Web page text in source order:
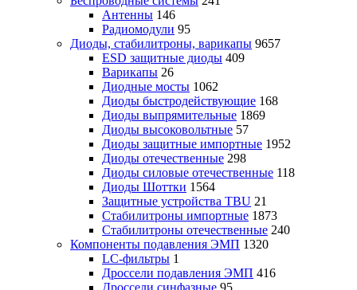
Антенны 146
Радиомодули 95
Диоды, стабилитроны, варикапы 9657
ESD защитные диоды 409
Варикапы 26
Диодные мосты 1062
Диоды быстродействующие 168
Диоды выпрямительные 1869
Диоды высоковольтные 57
Диоды защитные импортные 1952
Диоды отечественные 298
Диоды силовые отечественные 118
Диоды Шоттки 1564
Защитные устройства TBU 21
Стабилитроны импортные 1873
Стабилитроны отечественные 240
Компоненты подавления ЭМП 1320
LC-фильтры 1
Дроссели подавления ЭМП 416
Дроссели синфазные 95